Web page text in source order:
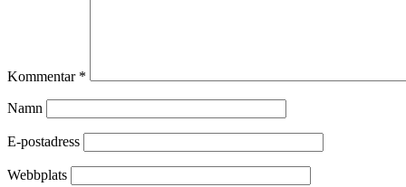
Kommentar *
Namn
E-postadress
Webbplats